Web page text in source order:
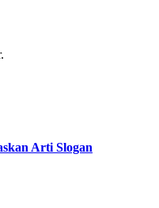
Arti Slogan